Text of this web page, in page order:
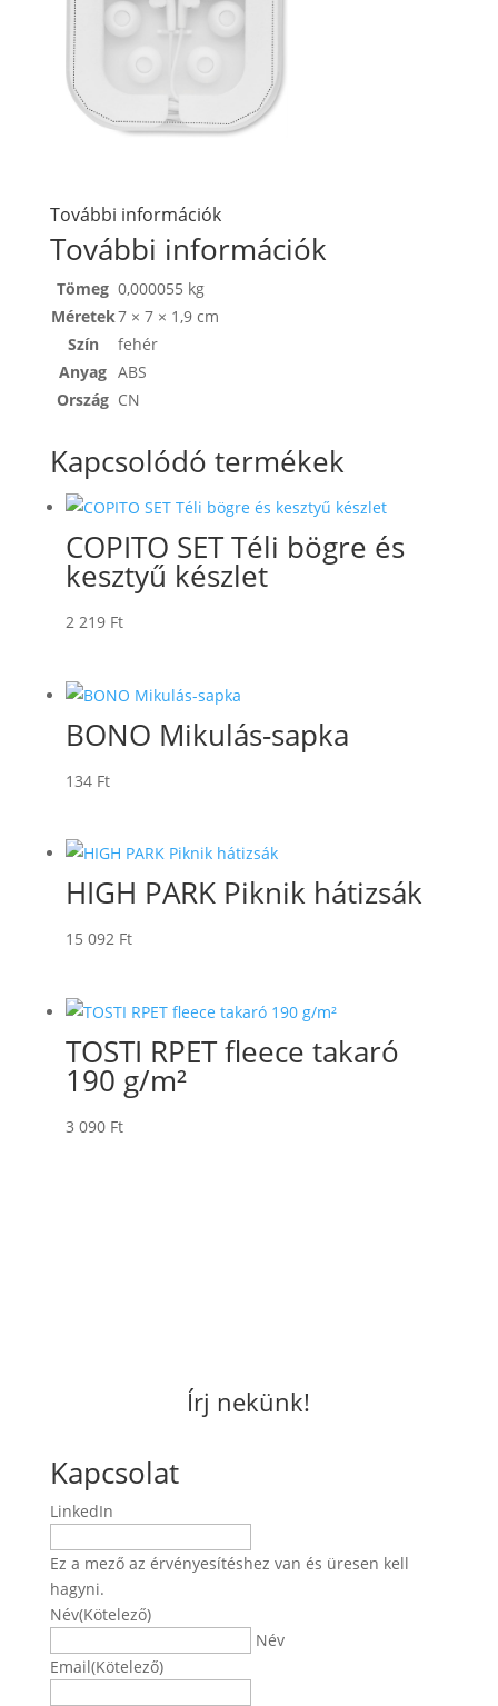
További információk
További információk
Tömeg 0,000055 kg
Méretek7 × 7 × 1,9 cm
Szín
fehér
Anyag ABS
Ország CN
Kapcsolódó termékek
COPITO SET Téli bögre és
kesztyű készlet
2 219 Ft
BONO Mikulás-sapka
134 Ft
HIGH PARK Piknik hátizsák
15 092 Ft
TOSTI RPET fleece takaró
190 g/m²
3 090 Ft
Írj nekünk!
Kapcsolat
LinkedIn
Ez a mező az érvényesítéshez van és üresen kell
hagyni.
Név(Kötelező)
Név
Email(Kötelező)